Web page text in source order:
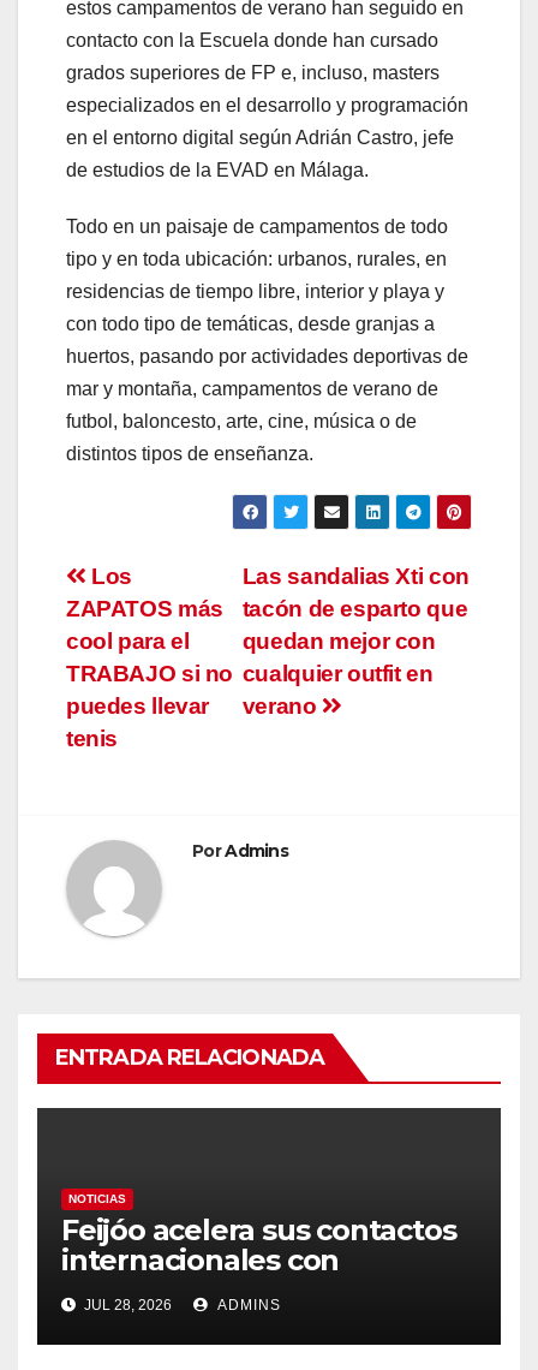
estos campamentos de verano han seguido en
contacto con la Escuela donde han cursado
grados superiores de FP e, incluso, masters
especializados en el desarrollo y programación
en el entorno digital según Adrián Castro, jefe
de estudios de la EVAD en Málaga.
Todo en un paisaje de campamentos de todo
tipo y en toda ubicación: urbanos, rurales, en
residencias de tiempo libre, interior y playa y
con todo tipo de temáticas, desde granjas a
huertos, pasando por actividades deportivas de
mar y montaña, campamentos de verano de
futbol, baloncesto, arte, cine, música o de
distintos tipos de enseñanza.
Navegación
de
entradas
Las sandalias Xti con
tacón de esparto que
quedan mejor con
cualquier outfit en
verano
Los
ZAPATOS más
cool para el
TRABAJO si no
puedes llevar
tenis
PorAdmins
ENTRADA RELACIONADA
NOTICIAS
Feijóo acelera sus contactos
internacionales con
Latinoamérica como socio
prioritario en su agenda de
gobierno
JUL 28, 2026 ADMINS